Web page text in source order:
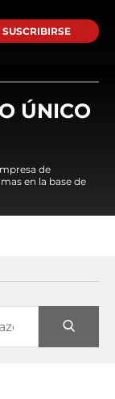
SUSCRIBIRSE
ÚNICO
de
en la base de